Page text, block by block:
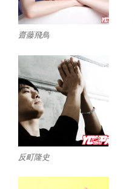
齋藤飛鳥
反町隆史